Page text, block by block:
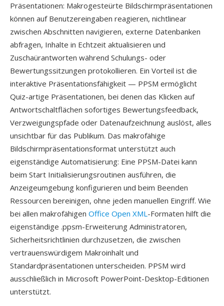
Präsentationen: Makrogesteürte Bildschirmpräsentationen
können auf Benutzereingaben reagieren, nichtlinear
zwischen Abschnitten navigieren, externe Datenbanken
abfragen, Inhalte in Echtzeit aktualisieren und
Zuschaürantworten während Schulungs- oder
Bewertungssitzungen protokollieren. Ein Vorteil ist die
interaktive Präsentationsfähigkeit — PPSM ermöglicht
Quiz-artige Präsentationen, bei denen das Klicken auf
Antwortschaltflächen sofortiges Bewertungsfeedback,
Verzweigungspfade oder Datenaufzeichnung auslöst, alles
unsichtbar für das Publikum. Das makrofähige
Bildschirmpräsentationsformat unterstützt auch
eigenständige Automatisierung: Eine PPSM-Datei kann
beim Start Initialisierungsroutinen ausführen, die
Anzeigeumgebung konfigurieren und beim Beenden
Ressourcen bereinigen, ohne jeden manuellen Eingriff. Wie
bei allen makrofähigen Office Open XML-Formaten hilft die
eigenständige .ppsm-Erweiterung Administratoren,
Sicherheitsrichtlinien durchzusetzen, die zwischen
vertrauenswürdigem Makroinhalt und
Standardpräsentationen unterscheiden. PPSM wird
ausschließlich in Microsoft PowerPoint-Desktop-Editionen
unterstützt.